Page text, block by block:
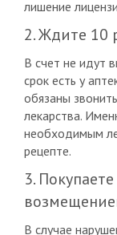
лишение
2. Ждите 10
В счет не идут
срок есть у
обязаны
лекарства.
необходимым
рецепте.
3.
В случае